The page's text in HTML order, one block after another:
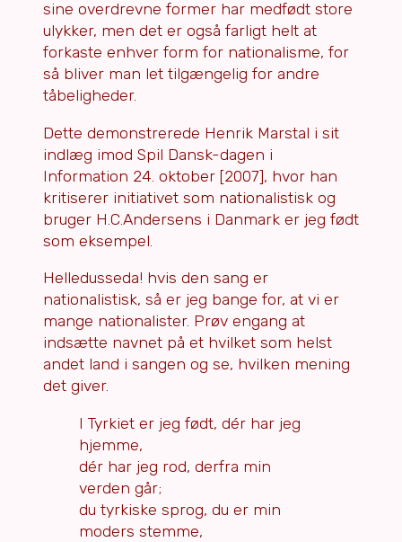
sine overdrevne former har medfødt store
ulykker, men det er også farligt helt at
forkaste enhver form for nationalisme, for
så bliver man let tilgængelig for andre
tåbeligheder.
Dette demonstrerede Henrik Marstal i sit
indlæg imod Spil Dansk-dagen i
Information 24. oktober [2007], hvor han
kritiserer initiativet som nationalistisk og
bruger H.C.Andersens i Danmark er jeg født
som eksempel.
Helledusseda! hvis den sang er
nationalistisk, så er jeg bange for, at vi er
mange nationalister. Prøv engang at
indsætte navnet på et hvilket som helst
andet land i sangen og se, hvilken mening
det giver.
I Tyrkiet er jeg født, dér har jeg
hjemme,
dér har jeg rod, derfra min
verden går;
du tyrkiske sprog, du er min
moders stemme,